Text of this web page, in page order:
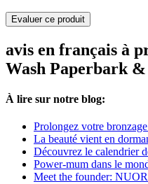
Evaluer ce produit
avis en français à
Wash Paperbark
À lire sur notre blog:
Prolongez votre
La beauté vient en
Découvrez le calendrier
Power-mum dans le
Meet the founder: